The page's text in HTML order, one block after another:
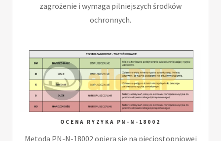
zagrożenie i wymaga pilniejszych środków
ochronnych.
OCENA RYZYKA PN-N-18002
Metoda PN-N-18002 opiera się na pięciostopniowej